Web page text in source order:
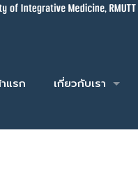
แรก เกี่ยวกับเรา